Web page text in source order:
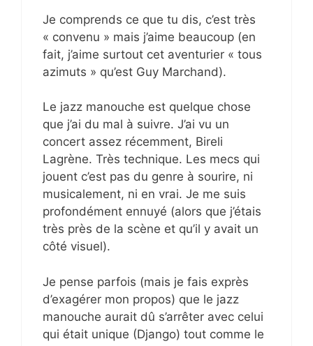
Je comprends ce que tu dis, c’est très
« convenu » mais j’aime beaucoup (en
fait, j’aime surtout cet aventurier « tous
azimuts » qu’est Guy Marchand).
Le jazz manouche est quelque chose
que j’ai du mal à suivre. J’ai vu un
concert assez récemment, Bireli
Lagrène. Très technique. Les mecs qui
jouent c’est pas du genre à sourire, ni
musicalement, ni en vrai. Je me suis
profondément ennuyé (alors que j’étais
très près de la scène et qu’il y avait un
côté visuel).
Je pense parfois (mais je fais exprès
d’exagérer mon propos) que le jazz
manouche aurait dû s’arrêter avec celui
qui était unique (Django) tout comme le